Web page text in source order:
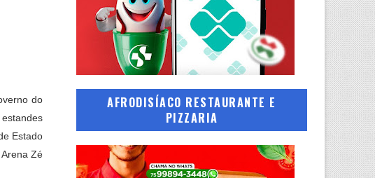
do
Estado
Zé
AFRODISÍACO RESTAURANTE E
PIZZARIA